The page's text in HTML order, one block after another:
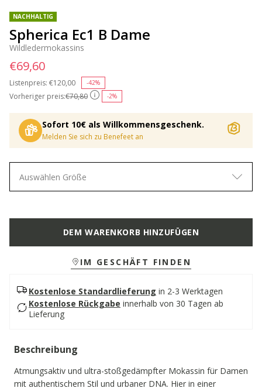
NACHHALTIG
Spherica Ec1 B Dame
Wildledermokassins
Vorheriger preis:€70,80 -2%
Listenpreis: Price reduced from
€120,00 -42%
€69,60
Sofort 10€ als Willkommensgeschenk.
Melden Sie sich zu Benefeet an
Auswählen Größe
DEM WARENKORB HINZUFÜGEN
IM GESCHÄFT FINDEN
Kostenlose Standardlieferung in 2-3 Werktagen
Kostenlose Rückgabe innerhalb von 30 Tagen ab
Lieferung
Beschreibung
Atmungsaktiv und ultra-stoßgedämpfter Mokassin für Damen
mit authentischem Stil und urbaner DNA. Hier in einer